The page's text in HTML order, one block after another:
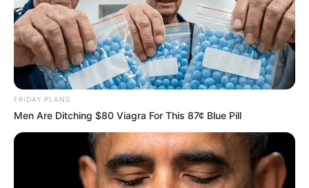
FRIDAY PLANS
Men Are Ditching $80 Viagra For This 87¢ Blue Pill